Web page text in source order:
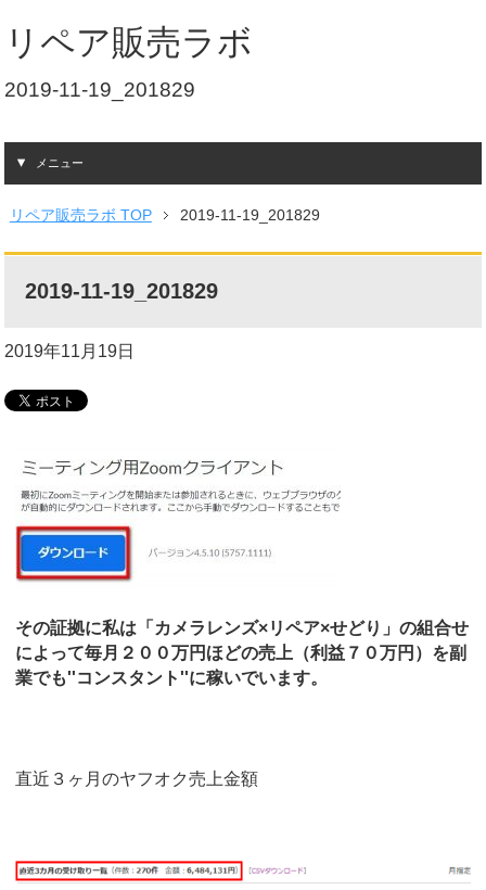
リペア販売ラボ
2019-11-19_201829
メニュー
リペア販売ラボ TOP 2019-11-19_201829
2019-11-19_201829
2019年11月19日
その証拠に私は「カメラレンズ×リペア×せどり」の組合せ
によって毎月２００万円ほどの売上（利益７０万円）を副
業でも''コンスタント''に稼いでいます。
直近３ヶ月のヤフオク売上金額